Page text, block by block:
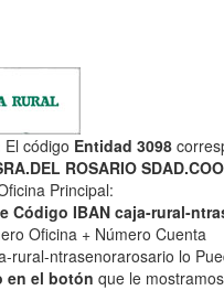
El código Entidad 3098
ROSARIO
Principal:
Código IBAN caja-rural-
Oficina + Número Cuenta
rural-ntrasenorarosario lo
en el botón que le